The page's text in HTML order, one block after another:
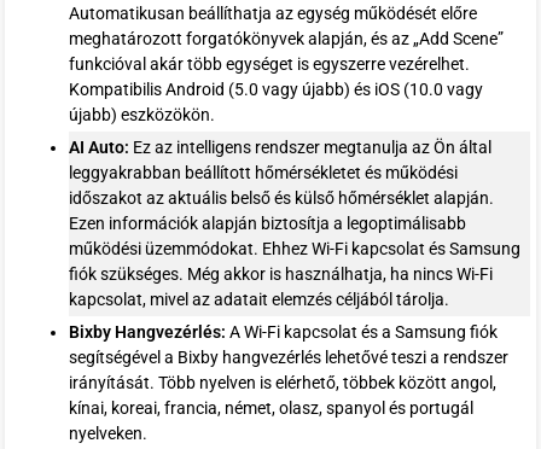
Automatikusan beállíthatja az egység működését előre
meghatározott forgatókönyvek alapján, és az „Add Scene”
funkcióval akár több egységet is egyszerre vezérelhet.
Kompatibilis Android (5.0 vagy újabb) és iOS (10.0 vagy
újabb) eszközökön.
AI Auto: Ez az intelligens rendszer megtanulja az Ön által
leggyakrabban beállított hőmérsékletet és működési
időszakot az aktuális belső és külső hőmérséklet alapján.
Ezen információk alapján biztosítja a legoptimálisabb
működési üzemmódokat. Ehhez Wi-Fi kapcsolat és Samsung
fiók szükséges. Még akkor is használhatja, ha nincs Wi-Fi
kapcsolat, mivel az adatait elemzés céljából tárolja.
Bixby Hangvezérlés: A Wi-Fi kapcsolat és a Samsung fiók
segítségével a Bixby hangvezérlés lehetővé teszi a rendszer
irányítását. Több nyelven is elérhető, többek között angol,
kínai, koreai, francia, német, olasz, spanyol és portugál
nyelveken.